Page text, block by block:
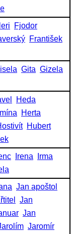
Fjodor
František
Gita Gizela
Heda
Herta
Hubert
Irena
Irma
Jan apoštol
Jan
Jan
Jaromír